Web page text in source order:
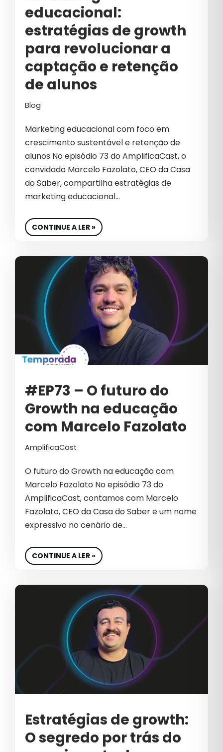
VENDAS CONSULTIVAS B2B
VENDER
VENDER B2B
VÍDEO
educacional:
estratégias de growth
para revolucionar a
captação e retenção
de alunos
Blog
Marketing educacional com foco em
crescimento sustentável e retenção de
alunos No episódio 73 do AmplificaCast, o
convidado Marcelo Fazolato, CEO da Casa
do Saber, compartilha estratégias de
marketing educacional…
CONTINUE A LER »
#EP73 – O futuro do
Growth na educação
com Marcelo Fazolato
AmplificaCast
O futuro do Growth na educação com
Marcelo Fazolato No episódio 73 do
AmplificaCast, contamos com Marcelo
Fazolato, CEO da Casa do Saber e um nome
expressivo no cenário de…
CONTINUE A LER »
Estratégias de growth:
O segredo por trás do